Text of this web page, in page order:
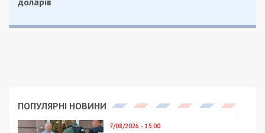
ПОПУЛЯРНІ НОВИНИ
7/08/2026 - 15:00